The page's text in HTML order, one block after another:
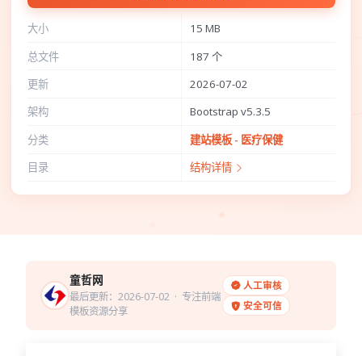
大小
15 MB
总文件
187 个
更新
2026-07-02
架构
Bootstrap v5.3.5
分类
建站模板 - 医疗保健
目录
结构详情
童哲网
最后更新：2026-07-02· 专注前端
模板资源分享
人工审核
安全可信